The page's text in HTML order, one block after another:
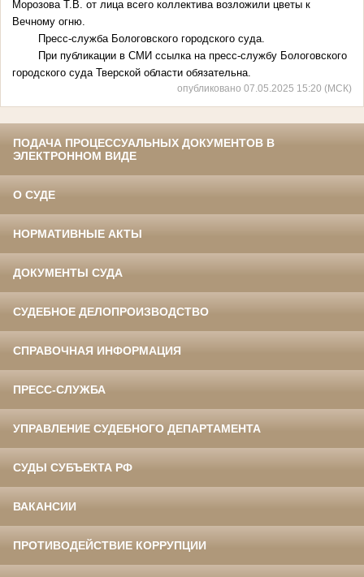
Морозова Т.В. от лица всего коллектива возложили цветы к
Вечному огню.
Пресс-служба Бологовского городского суда.
При публикации в СМИ ссылка на пресс-службу Бологовского
городского суда Тверской области обязательна.
опубликовано 07.05.2025 15:20 (МСК)
ПОДАЧА ПРОЦЕССУАЛЬНЫХ ДОКУМЕНТОВ В
ЭЛЕКТРОННОМ ВИДЕ
О СУДЕ
НОРМАТИВНЫЕ АКТЫ
ДОКУМЕНТЫ СУДА
СУДЕБНОЕ ДЕЛОПРОИЗВОДСТВО
СПРАВОЧНАЯ ИНФОРМАЦИЯ
ПРЕСС-СЛУЖБА
УПРАВЛЕНИЕ СУДЕБНОГО ДЕПАРТАМЕНТА
СУДЫ СУБЪЕКТА РФ
ВАКАНСИИ
ПРОТИВОДЕЙСТВИЕ КОРРУПЦИИ